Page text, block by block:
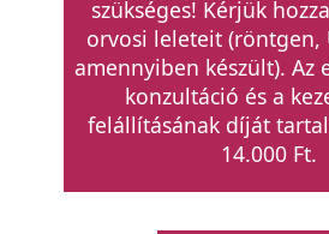
szükséges! Kérjük
orvosi leleteit (röntgen,
amennyiben készült). Az
konzultáció és a
felállításának díját
14.000 Ft.